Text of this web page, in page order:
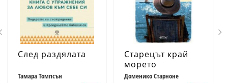
След раздялата
Тамара Томпсън
Старецът край
морето
Доменико Старноне